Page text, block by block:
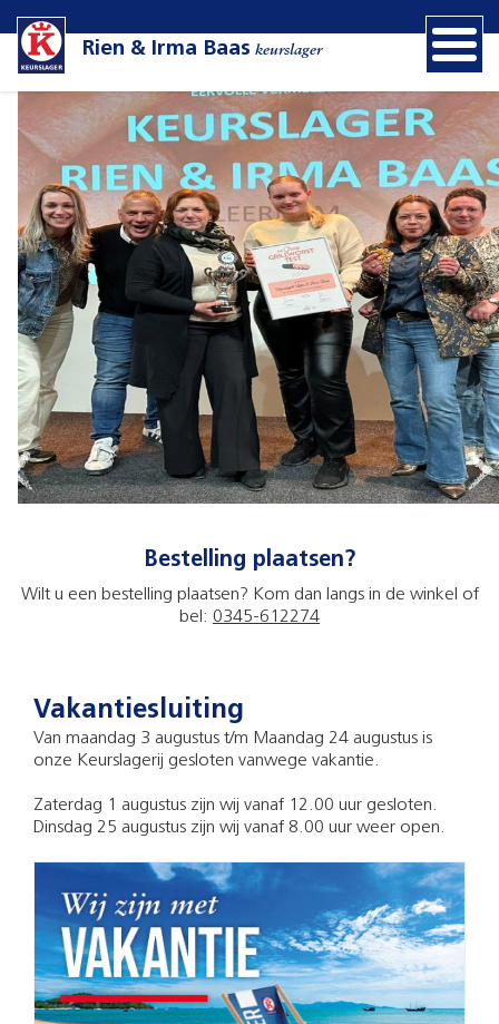
Rien & Irma Baas keurslager
Bestelling plaatsen?
Wilt u een bestelling plaatsen? Kom dan langs in de winkel of
bel: 0345-612274
Vakantiesluiting
Van maandag 3 augustus t/m Maandag 24 augustus is
onze Keurslagerij gesloten vanwege vakantie.
Zaterdag 1 augustus zijn wij vanaf 12.00 uur gesloten.
Dinsdag 25 augustus zijn wij vanaf 8.00 uur weer open.